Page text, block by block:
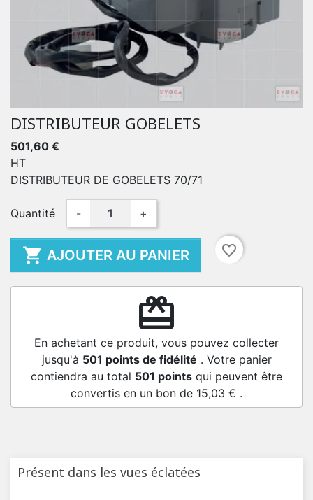
DISTRIBUTEUR GOBELETS
501,60 €
HT
DISTRIBUTEUR DE GOBELETS 70/71
Quantité - +
 AJOUTER AU PANIER favorite_border
redeem
En achetant ce produit, vous pouvez collecter
jusqu'à 501 points de fidélité . Votre panier
contiendra au total 501 points qui peuvent être
convertis en un bon de 15,03 € .
Présent dans les vues éclatées